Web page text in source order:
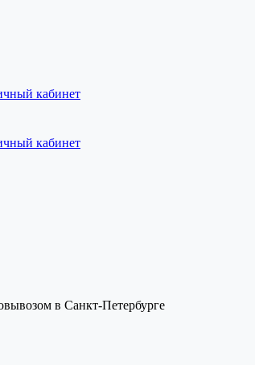
кабинет
кабинет
в Санкт-Петербурге